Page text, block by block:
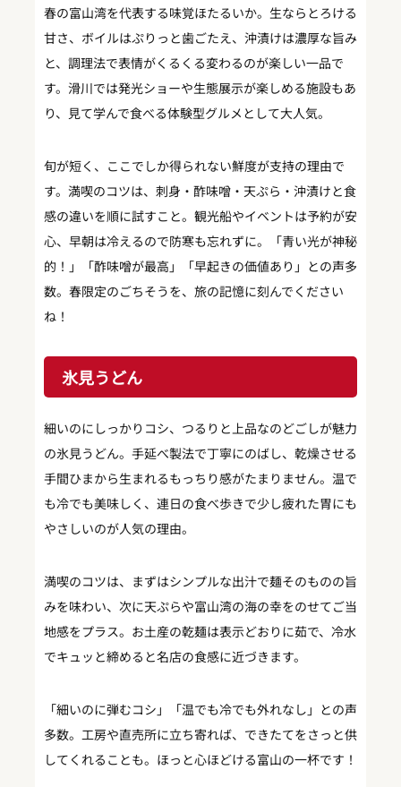
春の富山湾を代表する味覚ほたるいか。生ならとろける
甘さ、ボイルはぷりっと歯ごたえ、沖漬けは濃厚な旨み
と、調理法で表情がくるくる変わるのが楽しい一品で
す。滑川では発光ショーや生態展示が楽しめる施設もあ
り、見て学んで食べる体験型グルメとして大人気。
旬が短く、ここでしか得られない鮮度が支持の理由で
す。満喫のコツは、刺身・酢味噌・天ぷら・沖漬けと食
感の違いを順に試すこと。観光船やイベントは予約が安
心、早朝は冷えるので防寒も忘れずに。「青い光が神秘
的！」「酢味噌が最高」「早起きの価値あり」との声多
数。春限定のごちそうを、旅の記憶に刻んでください
ね！
氷見うどん
細いのにしっかりコシ、つるりと上品なのどごしが魅力
の氷見うどん。手延べ製法で丁寧にのばし、乾燥させる
手間ひまから生まれるもっちり感がたまりません。温で
も冷でも美味しく、連日の食べ歩きで少し疲れた胃にも
やさしいのが人気の理由。
満喫のコツは、まずはシンプルな出汁で麺そのものの旨
みを味わい、次に天ぷらや富山湾の海の幸をのせてご当
地感をプラス。お土産の乾麺は表示どおりに茹で、冷水
でキュッと締めると名店の食感に近づきます。
「細いのに弾むコシ」「温でも冷でも外れなし」との声
多数。工房や直売所に立ち寄れば、できたてをさっと供
してくれることも。ほっと心ほどける富山の一杯です！